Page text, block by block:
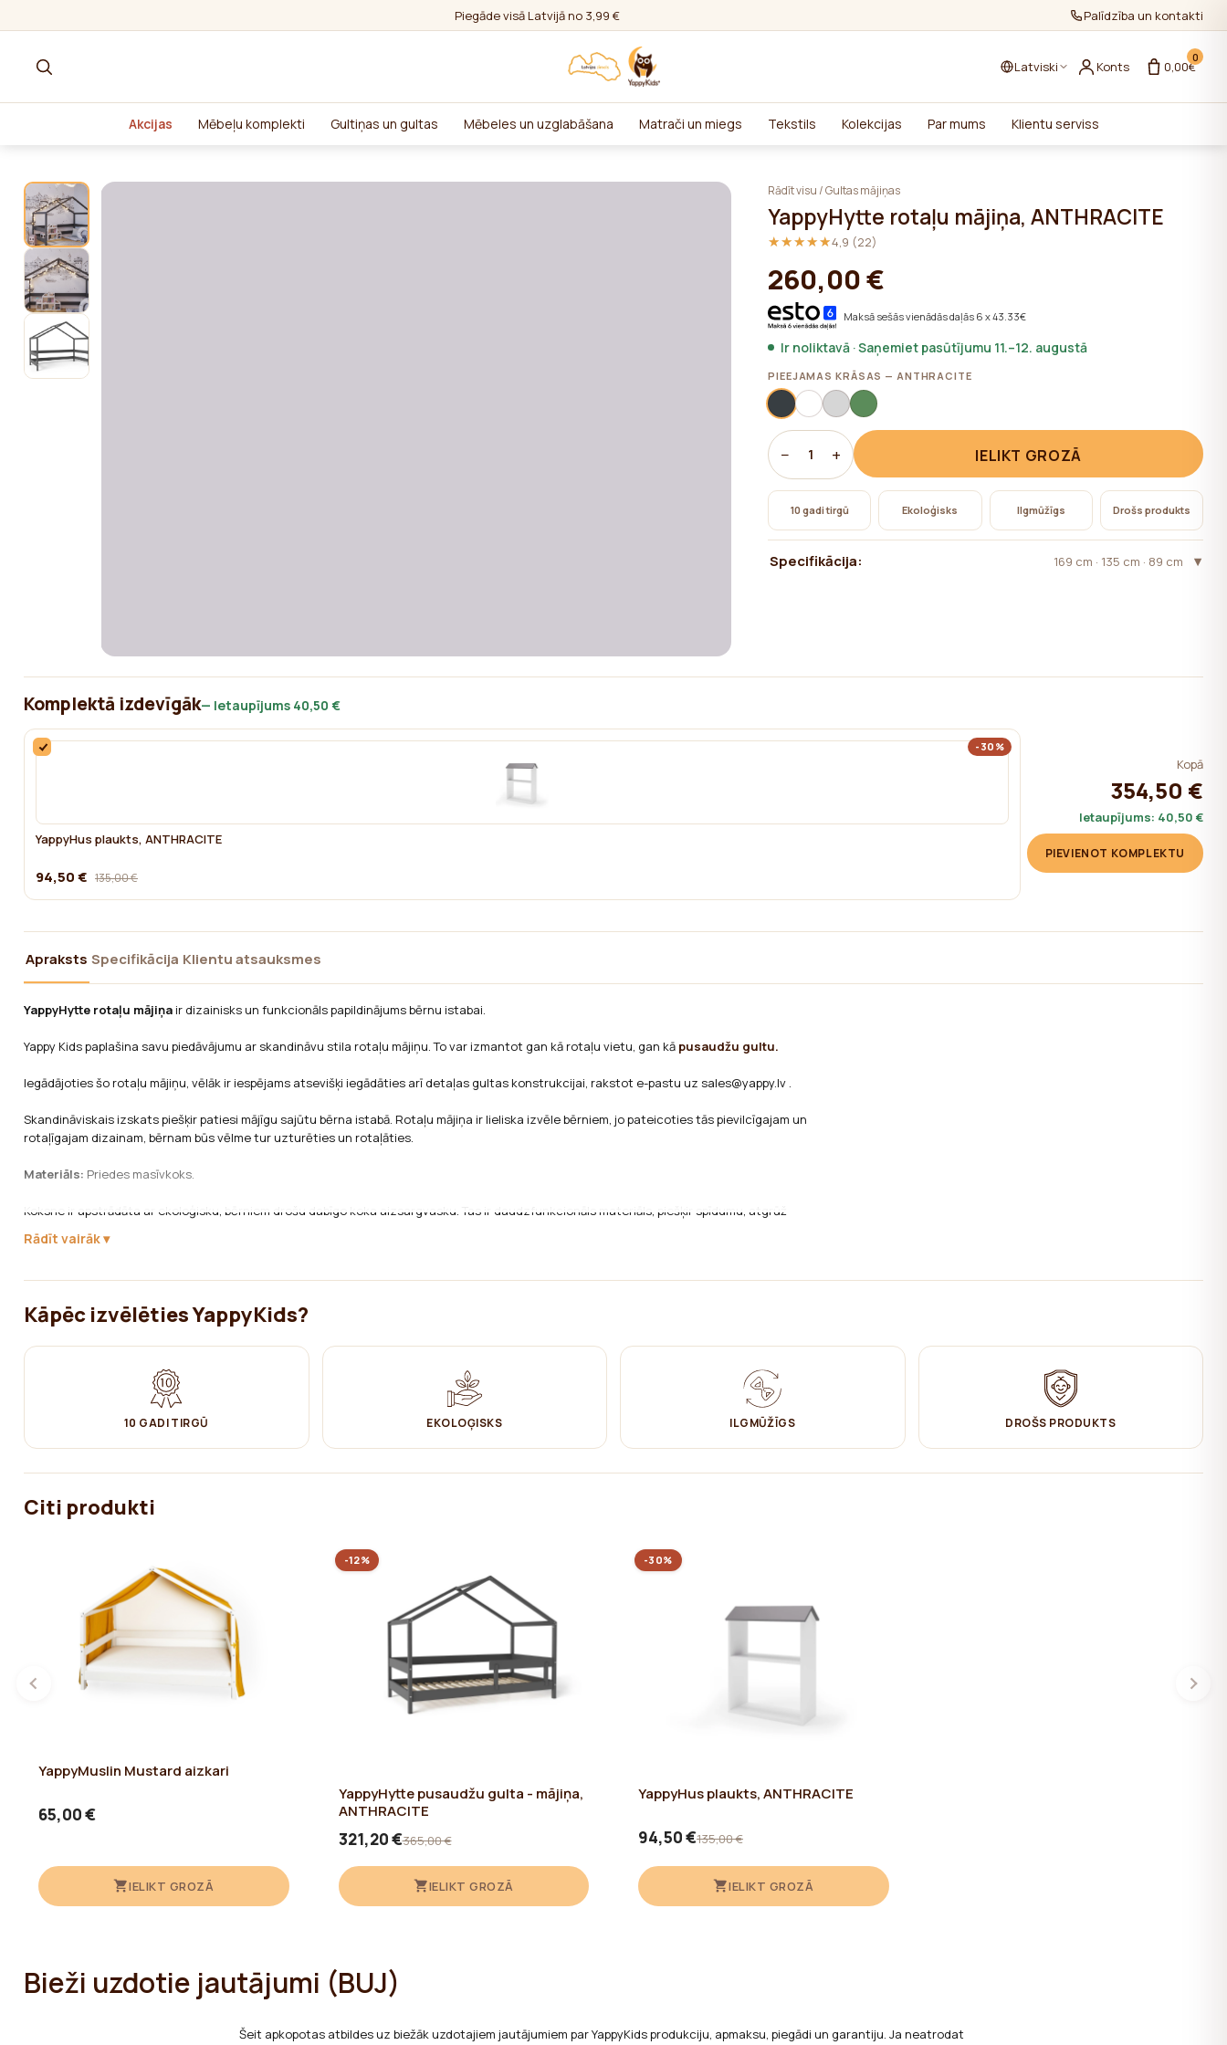
Piegāde visā Latvijā no 3,99 € Palīdzība un kontakti
Latviski Konts
0
0,00€
Akcijas Mēbeļu komplekti Gultiņas un gultas Mēbeles un uzglabāšana Matrači un miegs Tekstils Kolekcijas Par mums Klientu serviss
Rādīt visu/Gultas mājiņas
YappyHytte rotaļu mājiņa, ANTHRACITE
★★★★★
★★★★★4,9 (22)
260,00 €
Maksā sešās vienādās daļās 6 x 43.33€
Ir noliktavā · Saņemiet pasūtījumu 11.–12. augustā
PIEEJAMAS KRĀSAS — ANTHRACITE
− 1 + IELIKT GROZĀ
10 gadi tirgū Ekoloģisks Ilgmūžīgs Drošs produkts
Specifikācija: 169 cm · 135 cm · 89 cm
Komplektā izdevīgāk— Ietaupījums 40,50 €
-30%
YappyHus plaukts, ANTHRACITE
94,50 € 135,00 €
Kopā
354,50 €
Ietaupījums: 40,50 €
PIEVIENOT KOMPLEKTU
Apraksts Specifikācija Klientu atsauksmes
YappyHytte rotaļu mājiņa ir dizainisks un funkcionāls papildinājums bērnu istabai.
Yappy Kids paplašina savu piedāvājumu ar skandināvu stila rotaļu mājiņu. To var izmantot gan kā rotaļu vietu, gan kā pusaudžu gultu.
Iegādājoties šo rotaļu mājiņu, vēlāk ir iespējams atsevišķi iegādāties arī detaļas gultas konstrukcijai, rakstot e-pastu uz sales@yappy.lv .
Skandināviskais izskats piešķir patiesi mājīgu sajūtu bērna istabā. Rotaļu mājiņa ir lieliska izvēle bērniem, jo pateicoties tās pievilcīgajam un
rotaļīgajam dizainam, bērnam būs vēlme tur uzturēties un rotaļāties.
Materiāls: Priedes masīvkoks.
Koksne ir apstrādāta ar ekoloģisku, bērniem drošu dabīgo koka aizsargvasku. Tas ir daudzfunkcionāls materiāls, piešķir spīdumu, atgrūž
(krakšķēt), tādēļ tiek izmantots koka vasks, kas šīs skaņas novērš un mēbeles izmantošanas laikā nerodas trokšņi.
Šīs mēbeles ir izgatavotas no FSC sertificēta koka. FSC sertifikācija nodrošina, ka produkti nāk no atbildīgi apsaimniekotiem mežiem, kas
✔ Kopt ar mitru kokvilnas drānu. Pēc tam noslaucīt sausu.
Rādīt vairāk
Kāpēc izvēlēties YappyKids?
10 GADI TIRGŪ EKOLOĢISKS ILGMŪŽĪGS DROŠS PRODUKTS
Citi produkti
YappyMuslin Mustard aizkari
65,00 €
IELIKT GROZĀ
YappyHytte pusaudžu gulta - mājiņa,
ANTHRACITE
321,20 €365,00 €
IELIKT GROZĀ
-12%
YappyHus plaukts, ANTHRACITE
94,50 €135,00 €
IELIKT GROZĀ
-30%
Bieži uzdotie jautājumi (BUJ)
Šeit apkopotas atbildes uz biežāk uzdotajiem jautājumiem par YappyKids produkciju, apmaksu, piegādi un garantiju. Ja neatrodat